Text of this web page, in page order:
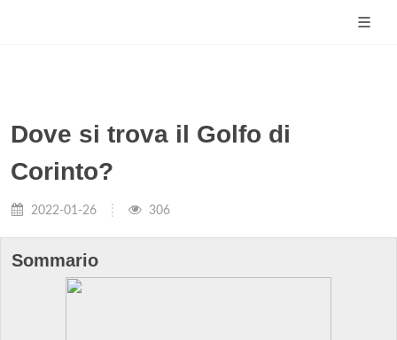
Dove si trova il Golfo di
Corinto?
2022-01-26 306
Sommario